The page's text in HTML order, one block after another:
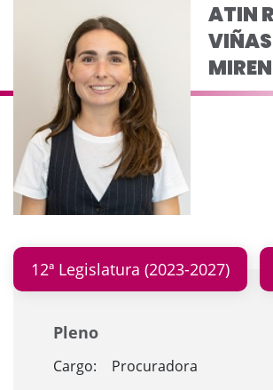
ATIN
MIREN
12ª Legislatura (2023-2027)
Pleno
Cargo:
Procuradora